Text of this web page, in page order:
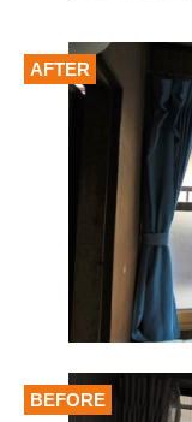
AFTER
BEFORE